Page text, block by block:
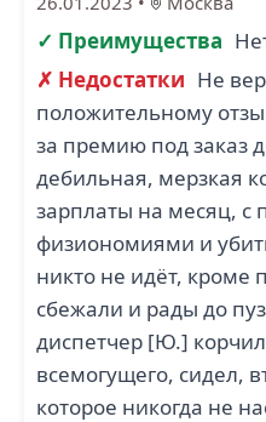
✓ Преимущества
✗ Недостатки Не
положительному
за премию под заказ
дебильная, мерзкая
зарплаты на месяц, с
физиономиями и
никто не идёт,
сбежали и рады до
диспетчер [Ю.]
всемогущего, сидел,
которое никогда не